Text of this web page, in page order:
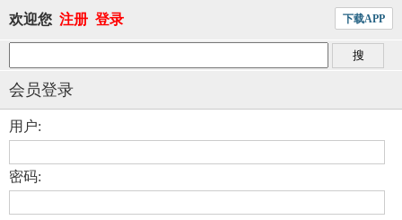
欢迎您 注册 登录 下载APP
会员登录
用户:
密码: